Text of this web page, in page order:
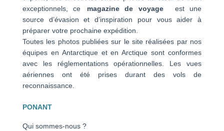
exceptionnels, ce magazine de voyage
est une
source d’évasion et d’inspiration pour vous aider à
préparer votre prochaine expédition.
Toutes les photos publiées sur le site réalisées par nos
équipes en Antarctique et en Arctique sont conformes
avec les réglementations opérationnelles. Les vues
aériennes ont été prises durant des vols de
reconnaissance.
PONANT
Qui sommes-nous ?